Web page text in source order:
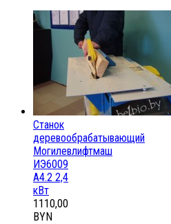
Станок
деревообрабатывающий
Могилевлифтмаш
ИЭ6009
А4.2 2,4
кВт
1110,00
BYN